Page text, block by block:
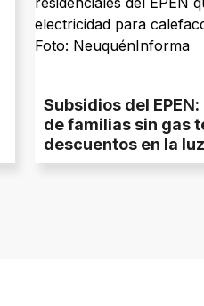
Subsidios del
de familias sin gas
descuentos en la luz
durante el invierno